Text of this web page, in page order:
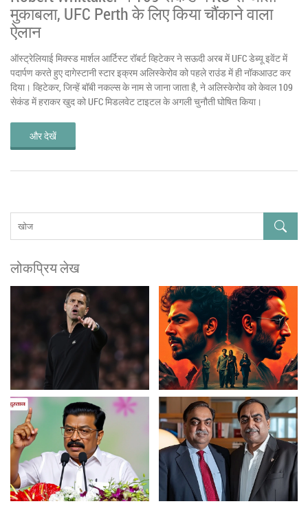
मुकाबला, UFC Perth के लिए किया चौंकाने वाला
ऐलान
ऑस्ट्रेलियाई मिक्स्ड मार्शल आर्टिस्ट रॉबर्ट व्हिटेकर ने सऊदी अरब में UFC डेब्यू इवेंट में
पदार्पण करते हुए दागेस्टानी स्टार इक्रम अलिस्केरोव को पहले राउंड में ही नॉकआउट कर
दिया। व्हिटेकर, जिन्हें बॉबी नकल्स के नाम से जाना जाता है, ने अलिस्केरोव को केवल 109
सेकंड में हराकर खुद को UFC मिडलवेट टाइटल के अगली चुनौती घोषित किया।
और देखें
लोकप्रिय लेख